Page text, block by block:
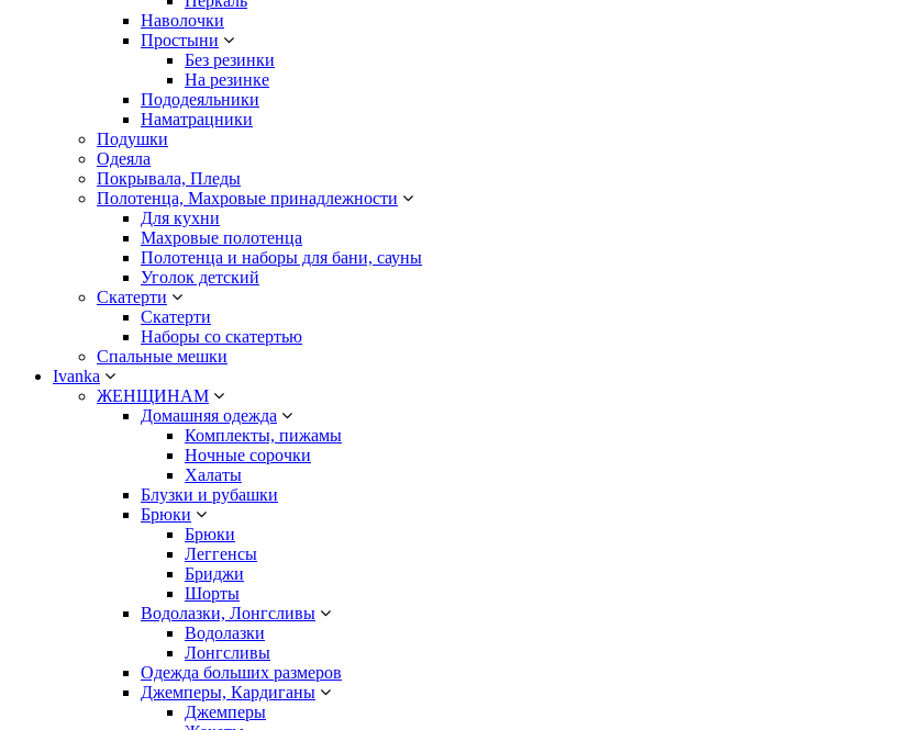
Наволочки
Простыни
Без резинки
На резинке
Пододеяльники
Наматрацники
Подушки
Одеяла
Покрывала, Пледы
Полотенца, Махровые принадлежности
Для кухни
Махровые полотенца
Полотенца и наборы для бани, сауны
Уголок детский
Скатерти
Скатерти
Наборы со скатертью
Спальные мешки
Ivanka
ЖЕНЩИНАМ
Домашняя одежда
Комплекты, пижамы
Ночные сорочки
Халаты
Блузки и рубашки
Брюки
Брюки
Леггенсы
Бриджи
Шорты
Водолазки, Лонгсливы
Водолазки
Лонгсливы
Одежда больших размеров
Джемперы, Кардиганы
Джемперы